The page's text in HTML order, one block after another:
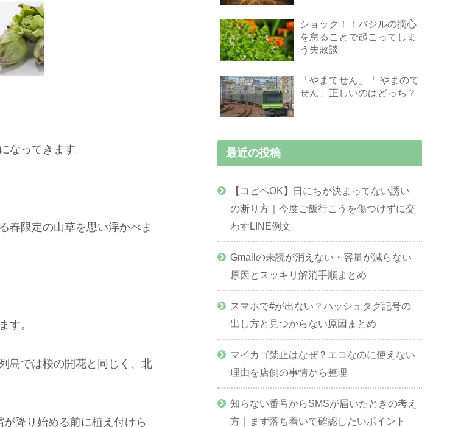
なってきます。
春限定の山草を思い浮かべま
す。
島では桜の開花と同じく、北
降り始める前に植え付けら
ショック！！バジルの摘心
を怠ることで起こってしま
う失敗談
「やまてせん」「 やまのて
せん」正しいのはどっち？
最近の投稿
【コピペOK】日にちが決まってない誘い
の断り方｜今度ご飯行こうを傷つけずに交
わすLINE例文
Gmailの未読が消えない・容量が減らない
原因とスッキリ解消手順まとめ
スマホで#が出ない？ハッシュタグ記号の
出し方と見つからない原因まとめ
マイカゴ禁止はなぜ？エコなのに使えない
理由を店側の事情から整理
知らない番号からSMSが届いたときの考え
方｜まず落ち着いて確認したいポイント